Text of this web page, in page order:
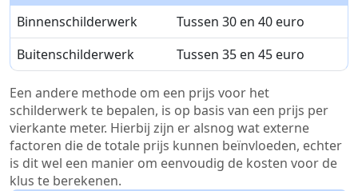
Binnenschilderwerk
Tussen 30 en 40 euro
Buitenschilderwerk
Tussen 35 en 45 euro
Een andere methode om een prijs voor het
schilderwerk te bepalen, is op basis van een prijs per
vierkante meter. Hierbij zijn er alsnog wat externe
factoren die de totale prijs kunnen beïnvloeden, echter
is dit wel een manier om eenvoudig de kosten voor de
klus te berekenen.